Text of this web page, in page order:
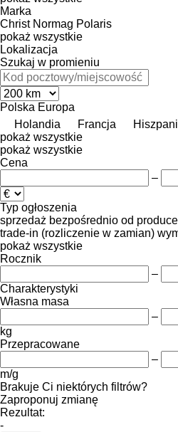
Marka
Christ Normag Polaris
pokaż wszystkie
Lokalizacja
Szukaj w promieniu
Polska Europa
Holandia
Francja
pokaż wszystkie
pokaż wszystkie
Cena
–
Typ ogłoszenia
sprzedaż bezpośrednio od
trade-in (rozliczenie w zamian)
pokaż wszystkie
Rocznik
–
Charakterystyki
Własna masa
–
kg
Przepracowane
–
m/g
Brakuje Ci niektórych filtrów?
Zaproponuj zmianę
Rezultat:
-